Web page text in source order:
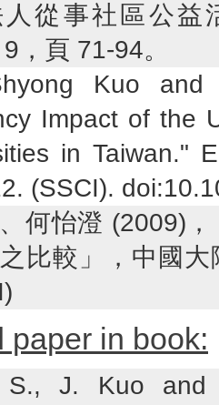
人從事社區公益
，頁 71-94。
Kuo
Impact of the
in Taiwan."
(SSCI).
何怡澄 (2009)
比較」，中國
paper in book:
S., J. Kuo and